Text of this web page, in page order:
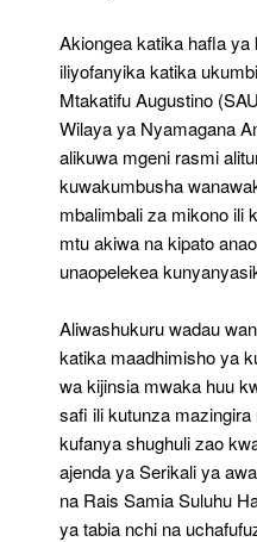
Akiongea katika hafla
iliyofanyika katika
Mtakatifu Augustino
Wilaya ya Nyamagana
alikuwa mgeni rasmi
kuwakumbusha
mbalimbali za mikono ili
mtu akiwa na kipato
unaopelekea
Aliwashukuru wadau
katika maadhimisho ya
wa kijinsia mwaka huu
safi ili kutunza
kufanya shughuli zao
ajenda ya Serikali ya
na Rais Samia Suluhu
ya tabia nchi na